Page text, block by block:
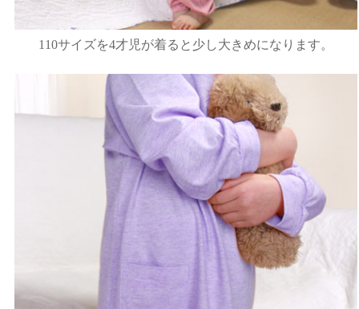
110サイズを4才児が着ると少し大きめになります。